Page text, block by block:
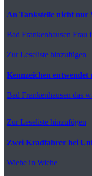
An Tankstelle nicht nur
Bad Frankenhausen Frau
Zur Leseliste hinzufügen
Kennzeichen
Bad Frankenhausen das
Zur Leseliste hinzufügen
Zwei Kradfahrer bei
Wiehe in Wiehe